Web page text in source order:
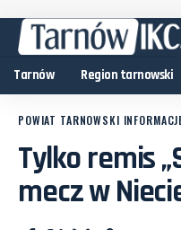
Tarnów Region tarnowski
POWIAT TARNOWSKI
Tylko remis
mecz w